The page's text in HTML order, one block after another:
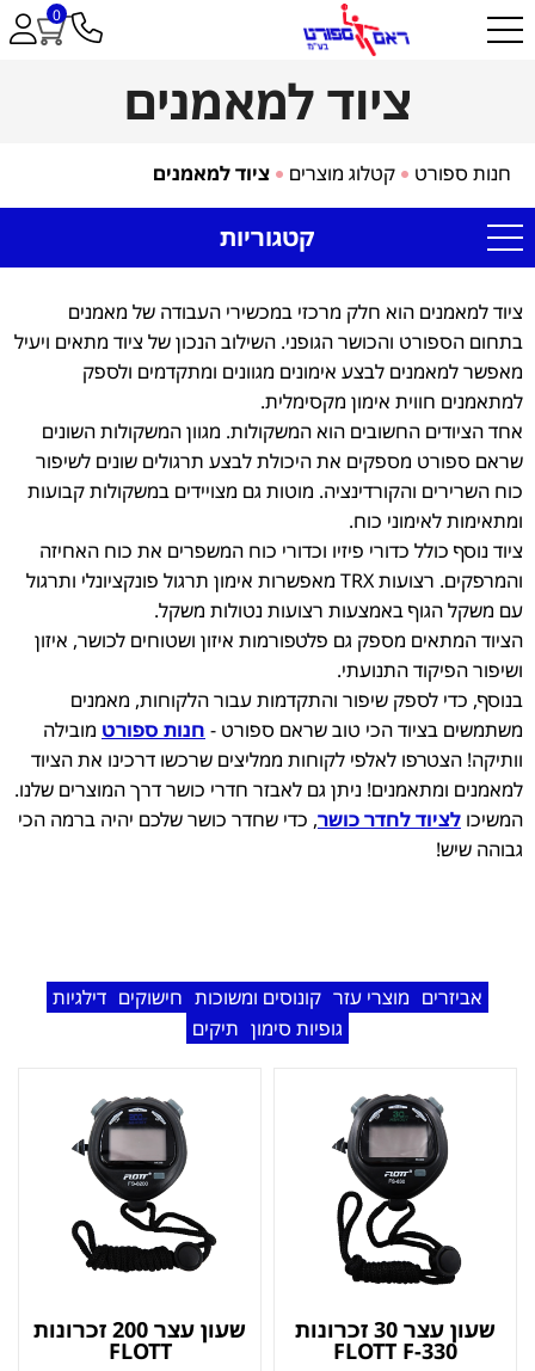
0
ציוד למאמנים
חנות ספורט קטלוג מוצרים ציוד למאמנים
קטגוריות
ציוד למאמנים הוא חלק מרכזי במכשירי העבודה של מאמנים
בתחום הספורט והכושר הגופני. השילוב הנכון של ציוד מתאים ויעיל
מאפשר למאמנים לבצע אימונים מגוונים ומתקדמים ולספק
למתאמנים חווית אימון מקסימלית.
אחד הציודים החשובים הוא המשקולות. מגוון המשקולות השונים
שראם ספורט מספקים את היכולת לבצע תרגולים שונים לשיפור
כוח השרירים והקורדינציה. מוטות גם מצויידים במשקולות קבועות
ומתאימות לאימוני כוח.
ציוד נוסף כולל כדורי פיזיו וכדורי כוח המשפרים את כוח האחיזה
והמרפקים. רצועות TRX מאפשרות אימון תרגול פונקציונלי ותרגול
עם משקל הגוף באמצעות רצועות נטולות משקל.
הציוד המתאים מספק גם פלטפורמות איזון ושטוחים לכושר, איזון
ושיפור הפיקוד התנועתי.
בנוסף, כדי לספק שיפור והתקדמות עבור הלקוחות, מאמנים
משתמשים בציוד הכי טוב שראם ספורט - חנות ספורט מובילה
וותיקה! הצטרפו לאלפי לקוחות ממליצים שרכשו דרכינו את הציוד
למאמנים ומתאמנים! ניתן גם לאבזר חדרי כושר דרך המוצרים שלנו.
המשיכו לציוד לחדר כושר, כדי שחדר כושר שלכם יהיה ברמה הכי
גבוהה שיש!
אביזרים מוצרי עזר קונוסים ומשוכות חישוקים דילגיות
גופיות סימון תיקים
שעון עצר 30 זכרונות
FLOTT F-330
שעון עצר 200 זכרונות
FLOTT